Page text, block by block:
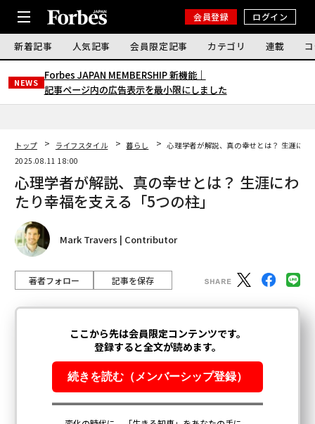
会員登録 ログイン
新着記事 人気記事 会員限定記事 カテゴリ 連載
NEWS
Forbes JAPAN MEMBERSHIP 新機能｜
記事ページ内の広告表示を最小限にしました
トップ ライフスタイル 暮らし
心理学者が解説、真の幸せとは？ 生涯に
2025.08.11 18:00
心理学者が解説、真の幸せとは？ 生涯にわ
たり幸福を支える「5つの柱」
Mark Travers | Contributor
著者フォロー 記事を保存